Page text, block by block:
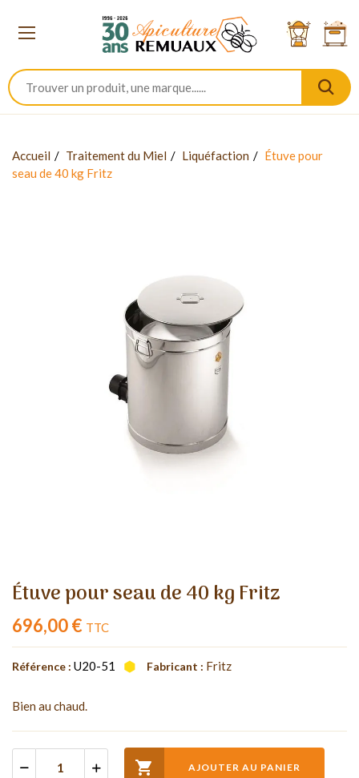
Accueil Traitement du Miel Liquéfaction
Étuve pour
seau de 40 kg Fritz
Étuve pour seau de 40 kg Fritz
696,00 € TTC
Référence : U20-51 Fabricant : Fritz
Bien au chaud.
 AJOUTER AU PANIER